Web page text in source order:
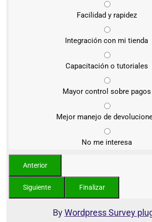
Facilidad y rapidez
Integración con mi tienda
Capacitación o tutoriales
Mayor control sobre pagos
Mejor manejo de
No me interesa
ByWordpress Survey